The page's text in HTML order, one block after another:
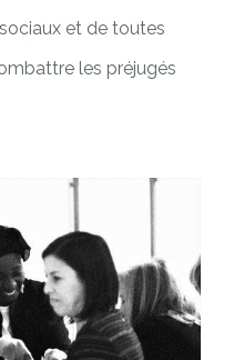
et de toutes
les préjugés